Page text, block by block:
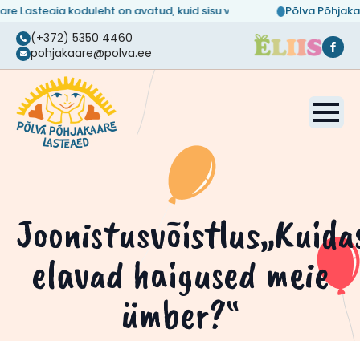
Lasteaia koduleht on avatud, kuid sisu veel täiendamisel...
Põlva
(+372) 5350 4460
pohjakaare@polva.ee
elavad haigused meie
ümber?“